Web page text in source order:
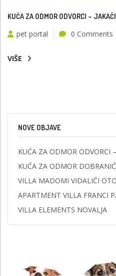
KUĆA ZA ODMOR ODVORCI –
pet portal 0 Comments
VIŠE
NOVE OBJAVE
KUĆA ZA ODMOR ODVORCI
KUĆA ZA ODMOR DOBRANIĆ
VILLA MADOMI VIDALIĆI
APARTMENT VILLA FRANCI
VILLA ELEMENTS NOVALJA